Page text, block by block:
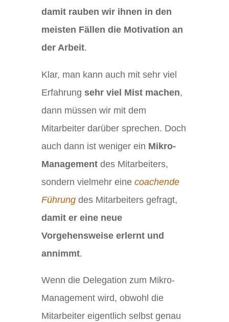
damit rauben wir ihnen in den
meisten Fällen die Motivation an
der Arbeit.
Klar, man kann auch mit sehr viel
Erfahrung sehr viel Mist machen,
dann müssen wir mit dem
Mitarbeiter darüber sprechen. Doch
auch dann ist weniger ein Mikro-
Managementdes Mitarbeiters,
sondern vielmehr eine coachende
Führungdes Mitarbeiters gefragt,
damit er eine neue
Vorgehensweise erlernt und
annimmt.
Wenn die Delegation zum Mikro-
Management wird, obwohl die
Mitarbeiter eigentlich selbst genau